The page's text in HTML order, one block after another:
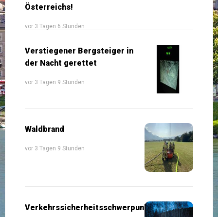
Österreichs!
vor 3 Tagen 6 Stunden
Verstiegener Bergsteiger in
der Nacht gerettet
vor 3 Tagen 9 Stunden
Waldbrand
vor 3 Tagen 9 Stunden
Verkehrssicherheitsschwerpunkte